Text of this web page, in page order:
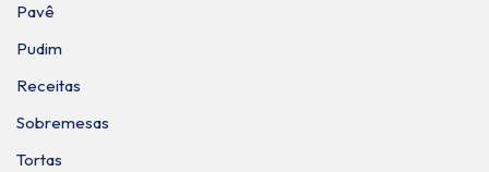
Pavê
Pudim
Receitas
Sobremesas
Tortas